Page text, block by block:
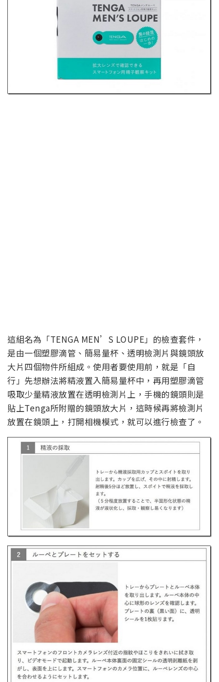
這組名為「TENGA MEN’S LOUPE」的檢查套件，
是由一個塑膠滴管、簡易量杯、透明檢測片與鏡頭放
大片四個物件所組成。使用者要使用前，就是「自
行」先想辦法將精液置入簡易量杯中，再用塑膠滴管
吸取少量精液放置在透明檢測片上，手機的鏡頭則是
貼上Tenga所附贈的鏡頭放大片，這時候再將檢測片
放置在鏡頭上，打開相機模式，就可以進行檢查了。